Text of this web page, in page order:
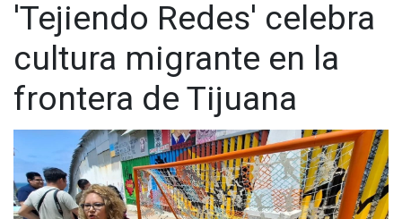
'Tejiendo Redes' celebra
cultura migrante en la
frontera de Tijuana